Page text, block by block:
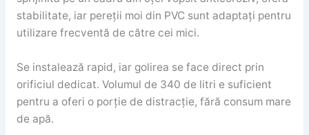
stabilitate, iar pereții moi din PVC sunt adaptați pentru
utilizare frecventă de către cei mici.
Se instalează rapid, iar golirea se face direct prin
orificiul dedicat. Volumul de 340 de litri e suficient
pentru a oferi o porție de distracție, fără consum mare
de apă.